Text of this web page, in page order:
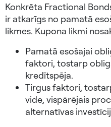
Konkrēta Fractional
ir atkarīgs no pamatā
likmes. Kupona likmi
Pamatā esošajai
faktori, tostarp
kredītspēja.
Tirgus faktori,
vide, vispārējais
alternatīvas